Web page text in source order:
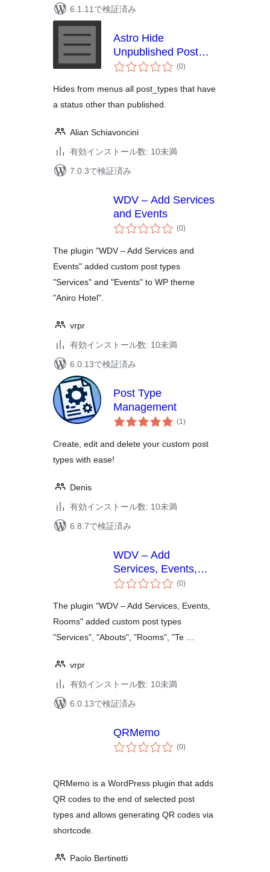
6.1.11で検証済み
Astro Hide
Unpublished Post
Types From Menu
(0個
の
価
)
Hides from menus all post_types that have
a status other than published.
Alian Schiavoncini
有効インストール数: 10未満
7.0.3で検証済み
WDV – Add Services
and Events
(0個
の)
The plugin "WDV – Add Services and
Events" added custom post types
"Services" and "Events" to WP theme
"Aniro Hotel".
vrpr
有効インストール数: 10未満
6.0.13で検証済み
Post Type
Management
(1個
の)
Create, edit and delete your custom post
types with ease!
Denis
有効インストール数: 10未満
6.8.7で検証済み
WDV – Add
Services, Events,
Rooms
(0個
の
価
)
The plugin "WDV – Add Services, Events,
Rooms" added custom post types
"Services", "Abouts", "Rooms", "Te …
vrpr
有効インストール数: 10未満
6.0.13で検証済み
QRMemo
(0個
の)
QRMemo is a WordPress plugin that adds
QR codes to the end of selected post
types and allows generating QR codes via
shortcode.
Paolo Bertinetti